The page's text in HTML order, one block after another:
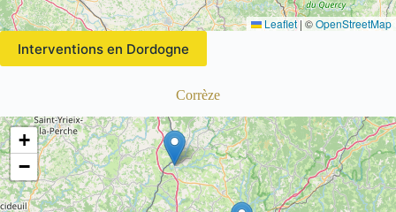
Leaflet | ©OpenStreetMap
Interventions en Dordogne
Corrèze
+
−